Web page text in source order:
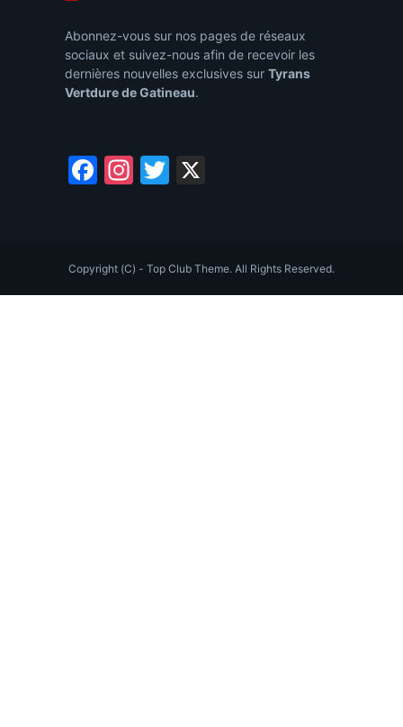
Abonnez-vous sur nos pages de réseaux
sociaux et suivez-nous afin de recevoir les
dernières nouvelles exclusives sur Tyrans
Vertdure de Gatineau.
Facebook
Instagram
Twitter
Copyright (C) - Top Club Theme. All Rights Reserved.